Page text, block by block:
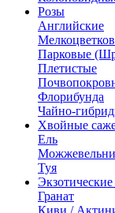
Розы
Английские
Парковые
Плетистые
Флорибунда
Чайно-
Хвойные
Ель
Туя
Экзотические
Гранат
Киви /